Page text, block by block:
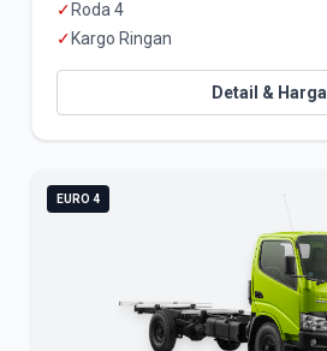
✓ Roda 4
✓ Kargo Ringan
Detail & Harga
EURO 4